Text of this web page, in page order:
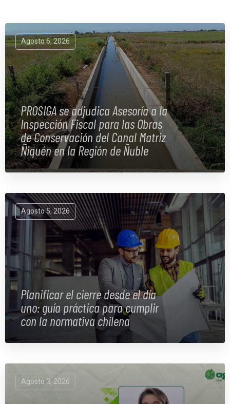
Agosto 6, 2026
PROSIGA se adjudica Asesoría a la
Inspección Fiscal para las Obras
de Conservación del Canal Matriz
Ñiquén en la Región de Ñuble
Agosto 5, 2026
Planificar el cierre desde el día
uno: guía práctica para cumplir
con la normativa chilena
Agosto 3, 2026